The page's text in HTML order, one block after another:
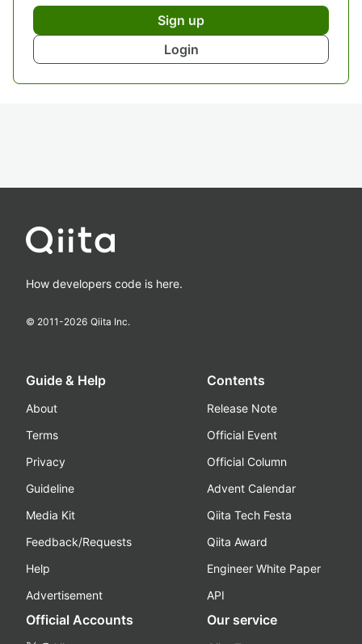
Sign up
Login
How developers code is here.
© 2011-2026 Qiita Inc.
Guide & Help
About
Terms
Privacy
Guideline
Media Kit
Feedback/Requests
Help
Advertisement
Contents
Release Note
Official Event
Official Column
Advent Calendar
Qiita Tech Festa
Qiita Award
Engineer White Paper
API
Official Accounts Our service